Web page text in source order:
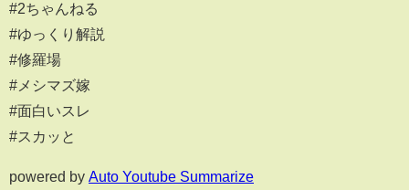
#2ちゃんねる
#ゆっくり解説
#修羅場
#メシマズ嫁
#面白いスレ
#スカッと
powered by Auto Youtube Summarize